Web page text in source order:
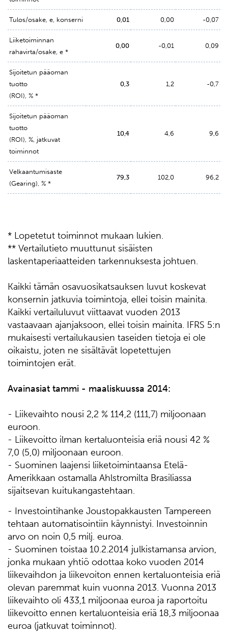
Tulos/osake, e, konserni 0,01 0,00 -0,07
Liiketoiminnan
rahavirta/osake, e *
0,00 -0,01 0,09
Sijoitetun pääoman
tuotto
(ROI), % *
0,3 1,2 -0,7
Sijoitetun pääoman
tuotto
(ROI), %, jatkuvat
toiminnot
10,4 4,6 9,6
Velkaantumisaste
(Gearing), % *
79,3 102,0 96,2
* Lopetetut toiminnot mukaan lukien.
** Vertailutieto muuttunut sisäisten
laskentaperiaatteiden tarkennuksesta johtuen.
Kaikki tämän osavuosikatsauksen luvut koskevat
konsernin jatkuvia toimintoja, ellei toisin mainita.
Kaikki vertailuluvut viittaavat vuoden 2013
vastaavaan ajanjaksoon, ellei toisin mainita. IFRS 5:n
mukaisesti vertailukausien taseiden tietoja ei ole
oikaistu, joten ne sisältävät lopetettujen
toimintojen erät.
Avainasiat tammi - maaliskuussa 2014:
- Liikevaihto nousi 2,2 % 114,2 (111,7) miljoonaan
euroon.
- Liikevoitto ilman kertaluonteisia eriä nousi 42 %
7,0 (5,0) miljoonaan euroon.
- Suominen laajensi liiketoimintaansa Etelä-
Amerikkaan ostamalla Ahlstromilta Brasiliassa
sijaitsevan kuitukangastehtaan.
- Investointihanke Joustopakkausten Tampereen
tehtaan automatisointiin käynnistyi. Investoinnin
arvo on noin 0,5 milj. euroa.
- Suominen toistaa 10.2.2014 julkistamansa arvion,
jonka mukaan yhtiö odottaa koko vuoden 2014
liikevaihdon ja liikevoiton ennen kertaluonteisia eriä
olevan paremmat kuin vuonna 2013. Vuonna 2013
liikevaihto oli 433,1 miljoonaa euroa ja raportoitu
liikevoitto ennen kertaluonteisia eriä 18,3 miljoonaa
euroa (jatkuvat toiminnot).